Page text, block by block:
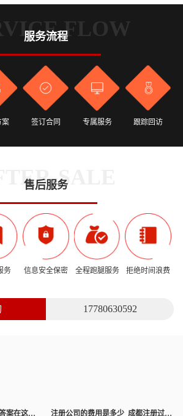
FLOW
服务流程
案 签订合同 专属服务 跟踪回访
SALE
售后服务
务 信息安全保密 全程跑腿服务 拒绝时间浪费
17780630592
如何解决企业成本问题？答案在这里！
注册公司的费用是多少_成都注册过程是怎么样的